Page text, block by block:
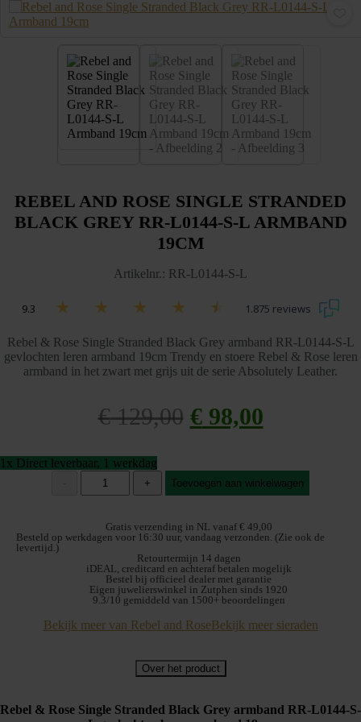
REBEL AND ROSE SINGLE STRANDED
BLACK GREY RR-L0144-S-L ARMBAND
19CM
Artikelnr.: RR-L0144-S-L
9.3 1.875 reviews
Rebel & Rose Single Stranded Black Grey armband RR-L0144-S-L
gevlochten leren armband 19cm Trendy en stoere Rebel & Rose leren
armband in het zwart met grijs uit de serie Absolutely Leather.
€129,00 Oorspronkelijke
was:
€ 129,00.
€98,00
is:
€ 98,00.
1x Direct leverbaar, 1 werkdag
Rebel
and
Single
Stranded
Grey
L0144-
L
+ Toevoegen aan winkelwagen
Gratis verzending in NL vanaf € 49,00
Besteld op werkdagen voor 16:30 uur, vandaag verzonden. (Zie ook de
levertijd.)
Retourtermijn 14 dagen
iDEAL, creditcard en achteraf betalen mogelijk
Bestel bij officieel dealer met garantie
Eigen juwelierswinkel in Zutphen sinds 1920
9.3/10 gemiddeld van 1500+ beoordelingen
Bekijk meer van Rebel and RoseBekijk meer sieraden
Over het product
Rebel & Rose Single Stranded Black Grey armband RR-L0144-S-